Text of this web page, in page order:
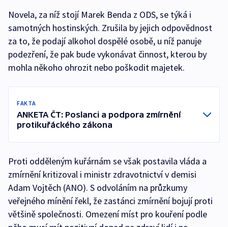
Novela, za níž stojí Marek Benda z ODS, se týká i
samotných hostinských. Zrušila by jejich odpovědnost
za to, že podají alkohol dospělé osobě, u níž panuje
podezření, že pak bude vykonávat činnost, kterou by
mohla někoho ohrozit nebo poškodit majetek.
FAKTA
ANKETA ČT: Poslanci a podpora zmírnění
protikuřáckého zákona
Proti odděleným kuřárnám se však postavila vláda a
zmírnění kritizoval i ministr zdravotnictví v demisi
Adam Vojtěch (ANO). S odvoláním na průzkumy
veřejného mínění řekl, že zastánci zmírnění bojují proti
většině společnosti. Omezení míst pro kouření podle